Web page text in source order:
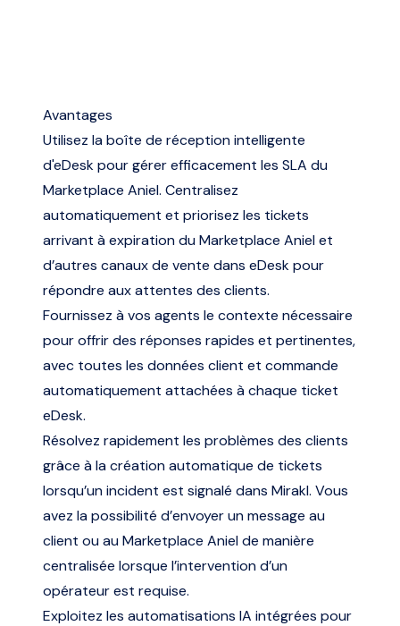
Avantages
Utilisez la boîte de réception intelligente
d'eDesk pour gérer efficacement les SLA du
Marketplace Aniel. Centralisez
automatiquement et priorisez les tickets
arrivant à expiration du Marketplace Aniel et
d’autres canaux de vente dans eDesk pour
répondre aux attentes des clients.
Fournissez à vos agents le contexte nécessaire
pour offrir des réponses rapides et pertinentes,
avec toutes les données client et commande
automatiquement attachées à chaque ticket
eDesk.
Résolvez rapidement les problèmes des clients
grâce à la création automatique de tickets
lorsqu’un incident est signalé dans Mirakl. Vous
avez la possibilité d’envoyer un message au
client ou au Marketplace Aniel de manière
centralisée lorsque l’intervention d’un
opérateur est requise.
Exploitez les automatisations IA intégrées pour